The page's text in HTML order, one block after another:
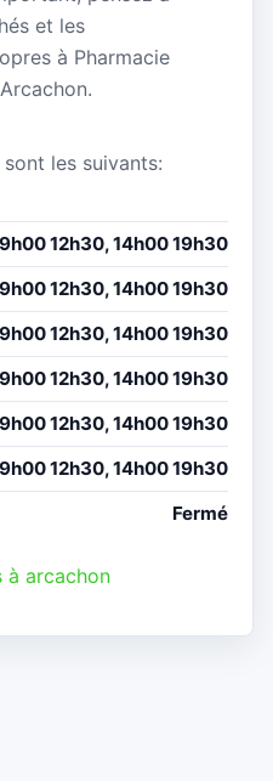
et les
à Pharmacie
les suivants:
12h30, 14h00 19h30
12h30, 14h00 19h30
12h30, 14h00 19h30
12h30, 14h00 19h30
12h30, 14h00 19h30
12h30, 14h00 19h30
Fermé
à arcachon